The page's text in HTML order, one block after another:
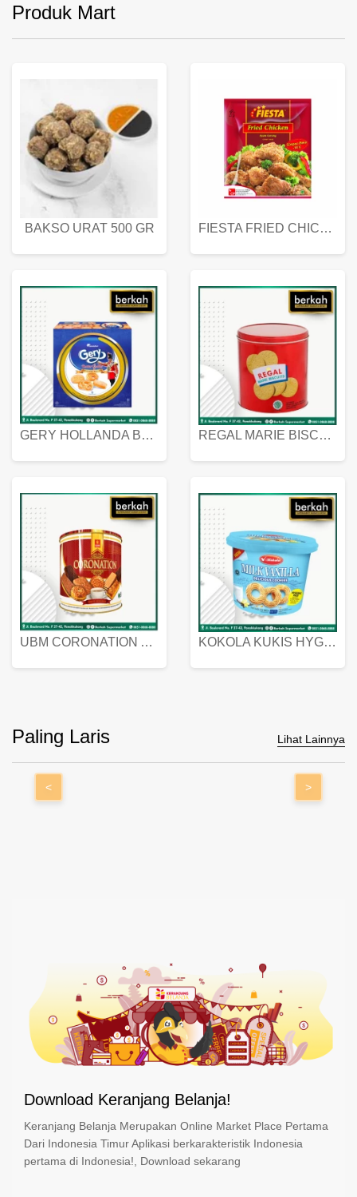
Produk Mart
BAKSO URAT 500 GR FIESTA FRIED CHICKEN 500 GR
GERY HOLLANDA BUTTER COOKIES 450 GRAM REGAL MARIE BISCUIT KALENG 550 GRAM
UBM CORONATION ASSORTED BISKUIT KALENG 450 GRAM KOKOLA KUKIS HYGIENIC MILK VANILLA PACK 320 GR
Paling Laris Lihat Lainnya
< >
Download Keranjang Belanja!
Keranjang Belanja Merupakan Online Market Place Pertama
Dari Indonesia Timur Aplikasi berkarakteristik Indonesia
pertama di Indonesia!, Download sekarang